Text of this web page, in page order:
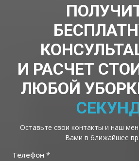
И РАСЧЕТ
ЛЮБОЙ
Оставьте свои контакты и наш
Вами в ближайшее
Телефон *